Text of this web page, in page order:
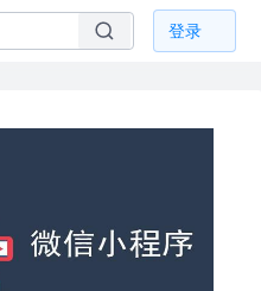
登录